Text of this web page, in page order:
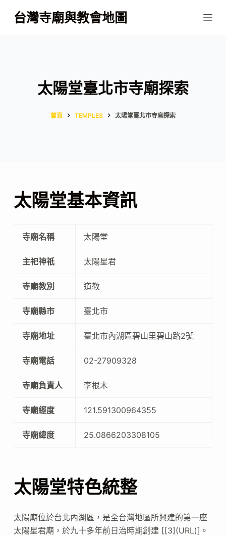
跳
至
台灣寺廟與教會地圖
太陽堂臺北市寺廟探索
首頁 TEMPLES 太陽堂臺北市寺廟探索
太陽堂基本資訊
寺廟名稱 太陽堂
主祀神祇 太陽星君
寺廟教別 道教
寺廟縣市 臺北市
寺廟地址 臺北市內湖區碧山里碧山路2號
寺廟電話 02-27909328
寺廟負責人 李根木
寺廟經度 121.591300964355
寺廟緯度 25.0866203308105
太陽堂特色統整
太陽廟位於台北內湖區，是全台灣地區所興建的第一座
太陽星君廟，於九十多年前日治時期創建 [[3](URL)]。